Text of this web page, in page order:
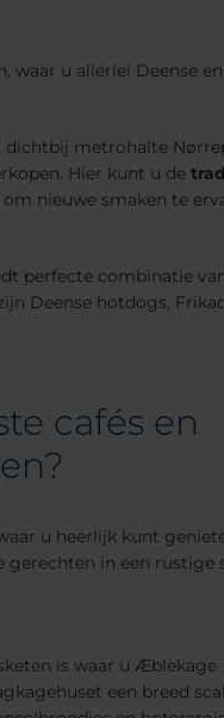
waar u allerlei Deense
dichtbij metrohalte
Hier kunt u de
nieuwe smaken te
perfecte combinatie
Deense hotdogs,
cafés en
u heerlijk kunt
gerechten in een rustige
is waar u Æblekage
een breed